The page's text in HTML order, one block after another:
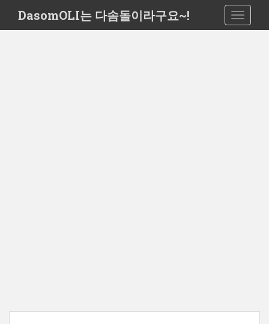
i
DasomOLI는 다솜돌이라구요~!